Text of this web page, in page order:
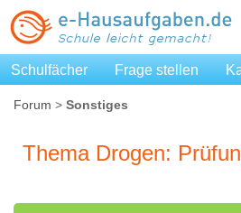
Schulfächer Frage stellen
Forum > Sonstiges
Thema Drogen: